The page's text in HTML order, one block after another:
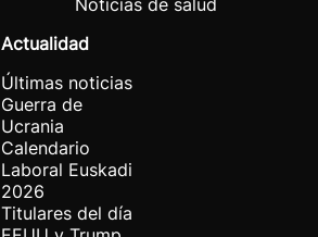
Noticias de salud
Actualidad
Últimas noticias
Guerra de
Ucrania
Calendario
Laboral Euskadi
2026
Titulares del día